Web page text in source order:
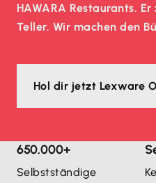
HAWARA Restaurants.
Teller. Wir machen den
Hol dir jetzt Lexware
650.000+
Selbstständige